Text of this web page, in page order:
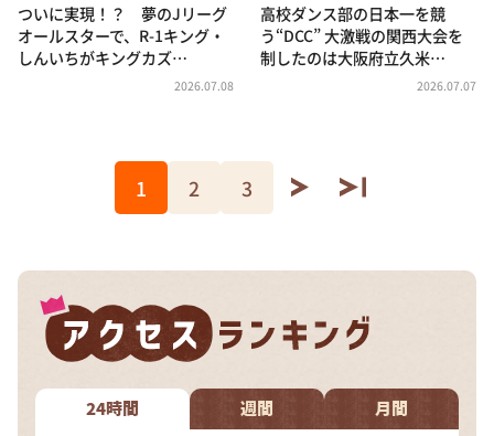
ついに実現！？ 夢のJリーグ
オールスターで、R-1キング・
しんいちがキングカズ…
2026.07.08
高校ダンス部の日本一を競
う“DCC” 大激戦の関西大会を
制したのは大阪府立久米…
2026.07.07
1 2 3
24時間 週間 月間